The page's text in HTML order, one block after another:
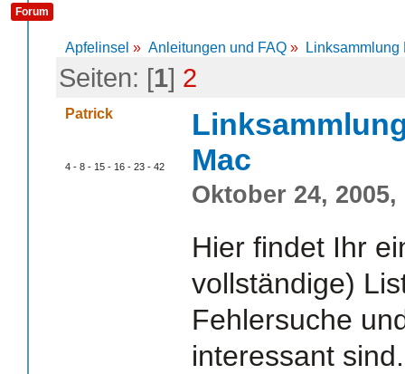
Forum
Apfelinsel » Anleitungen und FAQ »
Seiten: [1] 2
Patrick
4 - 8 - 15 - 16 - 23 - 42
Mac
Oktober 24, 2005,
Hier findet Ihr
vollständige)
Fehlersuche
interessant